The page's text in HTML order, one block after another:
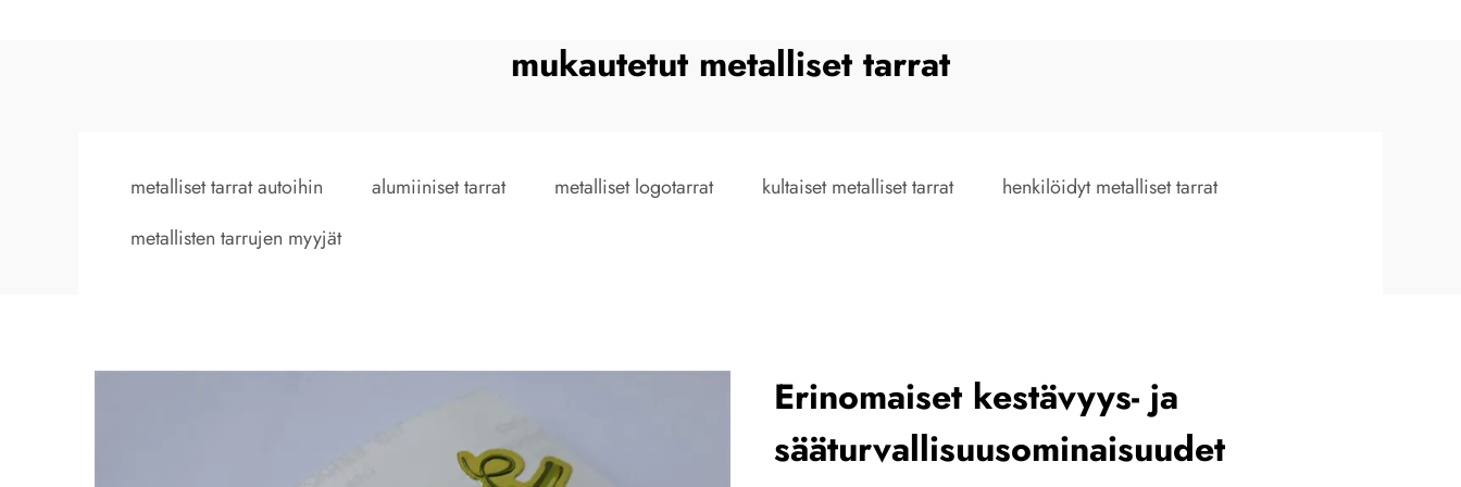
mukautetut metalliset tarrat
metalliset tarrat autoihin alumiiniset tarrat metalliset logotarrat kultaiset metalliset tarrat
henkilöidyt metalliset tarrat
metallisten tarrujen myyjät
Erinomaiset kestävyys- ja
sääturvallisuusominaisuudet